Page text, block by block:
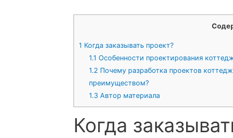
1 Когда заказывать проект?
1.1 Особенности проектирования
1.2 Почему разработка проектов
преимуществом?
1.3 Автор материала
Когда